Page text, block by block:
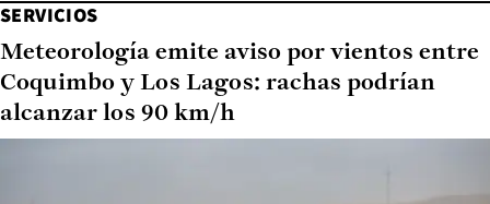
SERVICIOS
Meteorología emite aviso por vientos entre
Coquimbo y Los Lagos: rachas podrían
alcanzar los 90 km/h